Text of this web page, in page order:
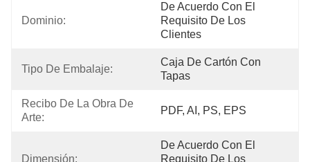
Dominio:
De Acuerdo Con El
Requisito De Los
Clientes
Tipo De Embalaje:
Caja De Cartón Con
Tapas
Recibo De La Obra De
Arte:
PDF, AI, PS, EPS
Dimensión:
De Acuerdo Con El
Requisito De Los